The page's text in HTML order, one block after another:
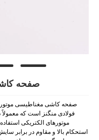
صفحه
صفحه کاشی مغناطیسی موتور
فولادی منگنز است که
موتورهای الکتریکی
استحکام بالا و مقاوم در برابر